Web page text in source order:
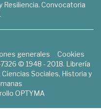
Resiliencia. Convocatoria
generales
Cookies
© 1948 - 2018. Librería
Sociales, Historia y
OPTYMA